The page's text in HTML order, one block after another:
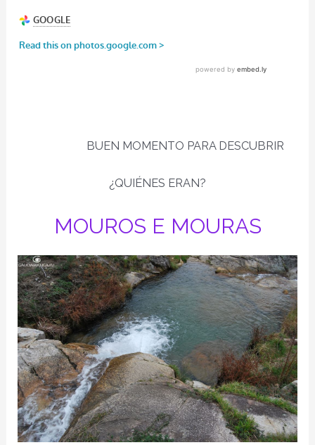
BUEN MOMENTO PARA DESCUBRIR
¿QUIÉNES ERAN?
MOUROS E MOURAS